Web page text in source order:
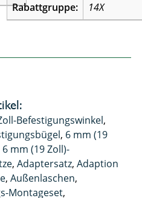
Rabattgruppe:
14X
Befestigungswinkel,
, 6 mm (19
6 mm (19 Zoll)-
, Adaptersatz, Adaption
, Außenlaschen,
Montageset,